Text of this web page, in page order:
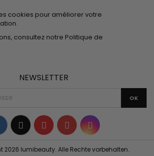
cookies pour améliorer votre
consultez notre Politique de
NEWSLETTER
Facebook
TwitterYouTubePinterestInstagram
2026 lumibeauty. Alle Rechte vorbehalten.